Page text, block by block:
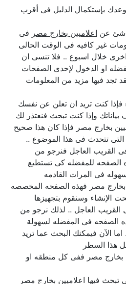
بإستكمال الدليل فى أقرب
عناعلاميين بخارج مصرفى
غير كافيه فى الوقت الحالى
خلال اسبوع .. فلا تنسى ان
او الدخول لإحدى الصفحات
فيها مزيد من المعلومات
فإذا كنت تريد ان تعلن عن نفسك
وإذا كنت تبحث فنعتذر لك
بخارج مصر فإذا كان هذا صحيح
تتحدث فى هذا الموضوع ..
العاجل فنرجو من
الصفحه للمفضله كى تستطيع
فى المرات القادمه
مصر فهذه الصفحه المخصصه
الإنشاء وسنقوم بتجهيزها
القريب العاجل .. لذلك نرجو من
الصفحه فى المفضله لسهولة
الآن فيمكنك البحث عما تريد
هذا السطر
مصر ففى كل منطقه او
فيها اعلاميين بخارج مصر